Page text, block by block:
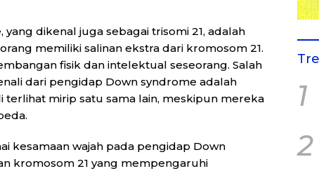
yang dikenal juga sebagai trisomi 21, adalah
memiliki salinan ekstra dari kromosom 21.
fisik dan intelektual seseorang. Salah
dari pengidap Down syndrome adalah
terlihat mirip satu sama lain, meskipun mereka
kesamaan wajah pada pengidap Down
kromosom 21 yang mempengaruhi
1
2